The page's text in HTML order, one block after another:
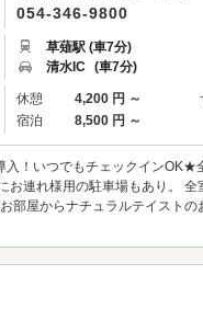
054-346-9800
草薙駅 (車7分)
清水IC (車7分)
休憩 4,200 円 ～
宿泊
8,500 円 ～
入！いつでもチェックイン
連れ様用の駐車場もあり。
部屋からナチュラルテイスト